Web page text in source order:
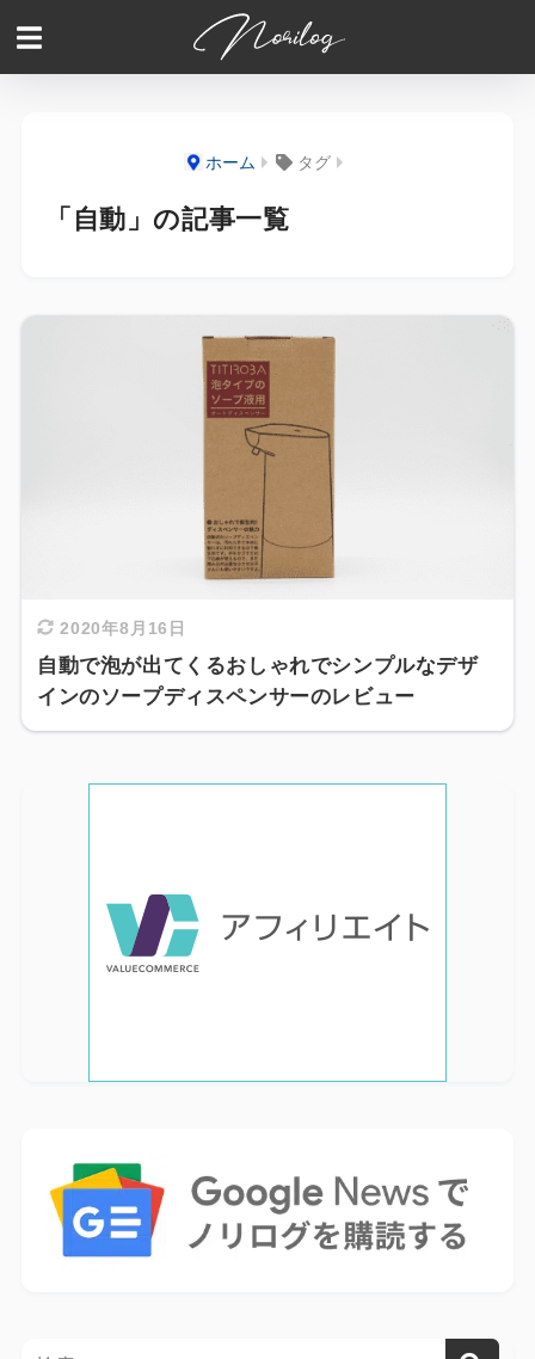
ホーム タグ
「自動」の記事一覧
2020年8月16日
自動で泡が出てくるおしゃれでシンプルなデザ
インのソープディスペンサーのレビュー